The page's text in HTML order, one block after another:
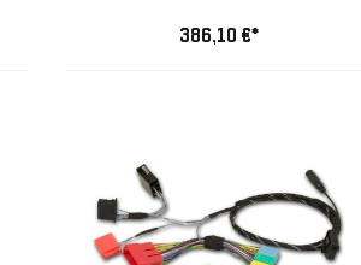
386,10 €*